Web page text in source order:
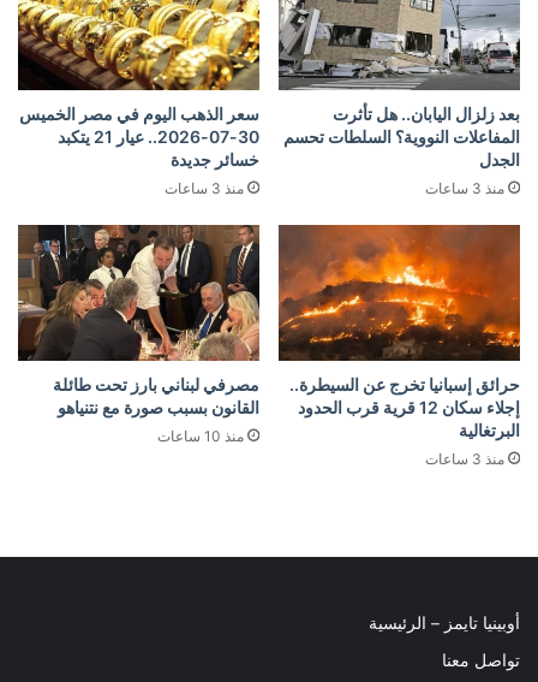
بعد زلزال اليابان.. هل تأثرت
المفاعلات النووية؟ السلطات تحسم
الجدل
منذ 3 ساعات
سعر الذهب اليوم في مصر الخميس
30-07-2026.. عيار 21 يتكبد
خسائر جديدة
منذ 3 ساعات
حرائق إسبانيا تخرج عن السيطرة..
إجلاء سكان 12 قرية قرب الحدود
البرتغالية
منذ 3 ساعات
مصرفي لبناني بارز تحت طائلة
القانون بسبب صورة مع نتنياهو
منذ 10 ساعات
أوبينيا تايمز – الرئيسية
تواصل معنا